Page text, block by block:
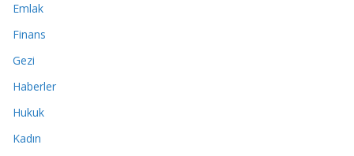
Emlak
Finans
Gezi
Haberler
Hukuk
Kadın